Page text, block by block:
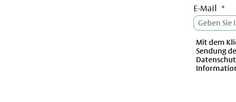
E-Mail
Mit dem
Sendung